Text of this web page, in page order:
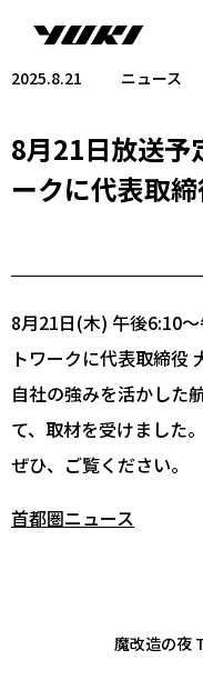
2025.8.21 ニュース
8月21日放送予
ークに代表取締
8月21日(木) 午後6:10
トワークに代表取締役
自社の強みを活かした
て、取材を受けました。
ぜひ、ご覧ください。
首都圏ニュース
魔改造の夜